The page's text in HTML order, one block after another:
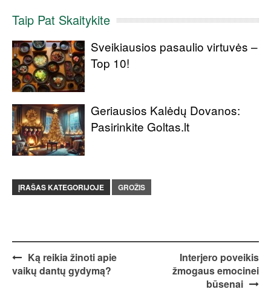
Taip Pat Skaitykite
Sveikiausios pasaulio virtuvės –
Top 10!
Geriausios Kalėdų Dovanos:
Pasirinkite Goltas.lt
ĮRAŠAS KATEGORIJOJE GROŽIS
Post
navigation
Ką reikia žinoti apie
vaikų dantų gydymą?
Interjero poveikis
žmogaus emocinei
būsenai